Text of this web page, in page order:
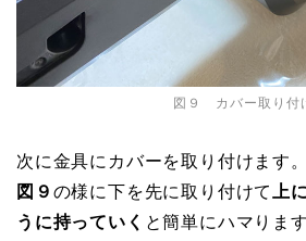
図９ カバー取り付
次に金具にカバーを取り付けます
図９ の様に下を先に取り付けて
上
うに持っていく と簡単にハマります